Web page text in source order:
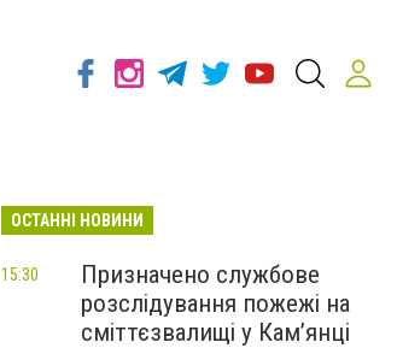
ОСТАННІ НОВИНИ
Призначено службове
розслідування пожежі на
сміттєзвалищі у Кам’янці
15:30